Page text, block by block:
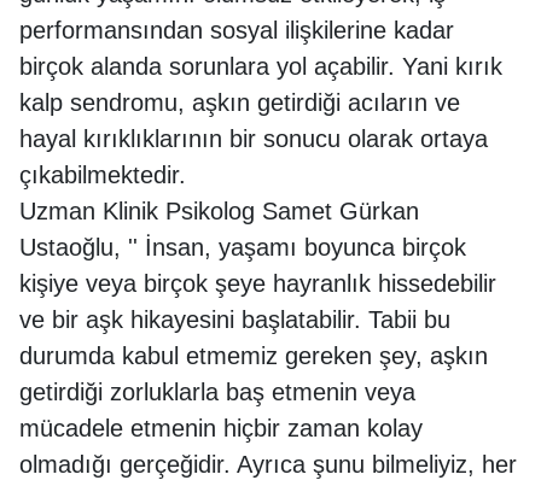
performansından sosyal ilişkilerine kadar
birçok alanda sorunlara yol açabilir. Yani kırık
kalp sendromu, aşkın getirdiği acıların ve
hayal kırıklıklarının bir sonucu olarak ortaya
çıkabilmektedir.
Uzman Klinik Psikolog Samet Gürkan
Ustaoğlu, '' İnsan, yaşamı boyunca birçok
kişiye veya birçok şeye hayranlık hissedebilir
ve bir aşk hikayesini başlatabilir. Tabii bu
durumda kabul etmemiz gereken şey, aşkın
getirdiği zorluklarla baş etmenin veya
mücadele etmenin hiçbir zaman kolay
olmadığı gerçeğidir. Ayrıca şunu bilmeliyiz, her